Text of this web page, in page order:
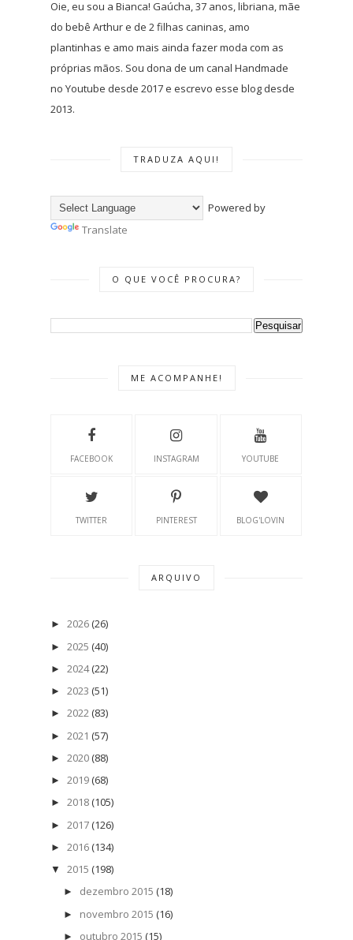
Oie, eu sou a Bianca! Gaúcha, 37 anos, libriana, mãe
do bebê Arthur e de 2 filhas caninas, amo
plantinhas e amo mais ainda fazer moda com as
próprias mãos. Sou dona de um canal Handmade
no Youtube desde 2017 e escrevo esse blog desde
2013.
TRADUZA AQUI!
Powered by
Translate
O QUE VOCÊ PROCURA?
ME ACOMPANHE!
FACEBOOK INSTAGRAM YOUTUBE
TWITTER PINTEREST BLOG'LOVIN
ARQUIVO
► 2026 (26)
► 2025 (40)
► 2024 (22)
► 2023 (51)
► 2022 (83)
► 2021 (57)
► 2020 (88)
► 2019 (68)
► 2018 (105)
► 2017 (126)
► 2016 (134)
▼ 2015 (198)
► dezembro 2015 (18)
► novembro 2015 (16)
► outubro 2015 (15)